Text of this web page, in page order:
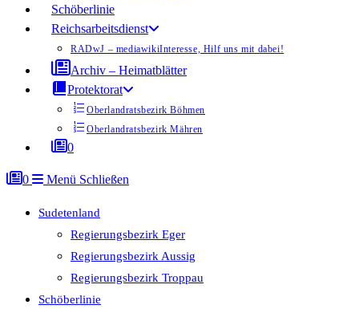
Schöberlinie
Reichsarbeitsdienst
RADwJ – mediawikiInteresse, Hilf uns mit dabei!
Archiv – Heimatblätter
Protektorat
Oberlandratsbezirk Böhmen
Oberlandratsbezirk Mähren
0
0 Menü Schließen
Sudetenland
Regierungsbezirk Eger
Regierungsbezirk Aussig
Regierungsbezirk Troppau
Schöberlinie